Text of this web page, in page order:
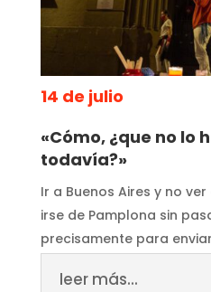
14 de julio
«Cómo, ¿que no lo
todavía?»
Ir a Buenos Aires y no
irse de Pamplona sin
precisamente para
leer más...